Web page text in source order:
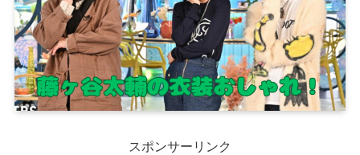
スポンサーリンク